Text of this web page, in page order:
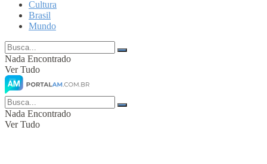
Cultura
Brasil
Mundo
Nada Encontrado
Ver Tudo
Nada Encontrado
Ver Tudo